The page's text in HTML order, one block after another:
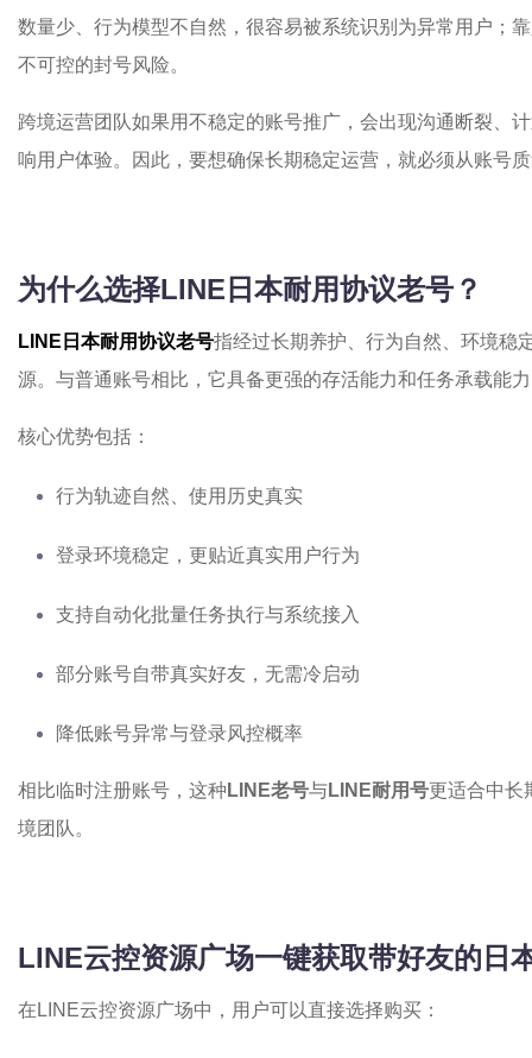
数量少、行为模型不自然，很容易被系统识别为异常用户；
不可控的封号风险。
跨境运营团队如果用不稳定的账号推广，会出现沟通断裂、
响用户体验。因此，要想确保长期稳定运营，就必须从账号
为什么选择LINE日本耐用协议老号？
LINE日本耐用协议老号指经过长期养护、行为自然、环境稳
源。与普通账号相比，它具备更强的存活能力和任务承载能
核心优势包括：
行为轨迹自然、使用历史真实
登录环境稳定，更贴近真实用户行为
支持自动化批量任务执行与系统接入
部分账号自带真实好友，无需冷启动
降低账号异常与登录风控概率
相比临时注册账号，这种 LINE老号与LINE耐用号更适合中长
境团队。
LINE云控资源广场一键获取带好友的日
在LINE云控资源广场中，用户可以直接选择购买：